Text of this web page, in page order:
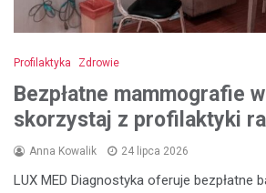
Profilaktyka Zdrowie
Bezpłatne mammografie
skorzystaj z profilaktyki
Anna Kowalik 24 lipca 2026
LUX MED Diagnostyka oferuje bezpłatne